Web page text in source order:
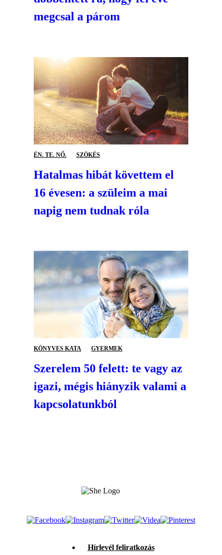
megcsal a párom
ÉN. TE. NŐ. SZÖKÉS
Hatalmas hibát követtem el
16 évesen: a szüleim a mai
napig nem tudnak róla
KÖNYVES KATA GYERMEK
Szerelem 50 felett: te vagy az
igazi, mégis hiányzik valami a
kapcsolatunkból
Hírlevél feliratkozás